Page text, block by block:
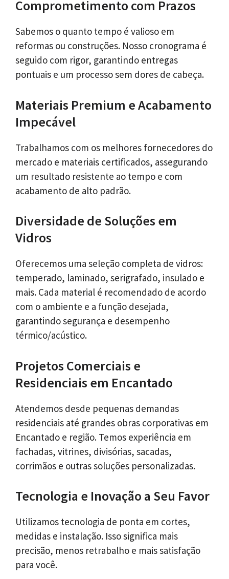
Comprometimento com Prazos
Sabemos o quanto tempo é valioso em
reformas ou construções. Nosso cronograma é
seguido com rigor, garantindo entregas
pontuais e um processo sem dores de cabeça.
Materiais Premium e Acabamento
Impecável
Trabalhamos com os melhores fornecedores do
mercado e materiais certificados, assegurando
um resultado resistente ao tempo e com
acabamento de alto padrão.
Diversidade de Soluções em
Vidros
Oferecemos uma seleção completa de vidros:
temperado, laminado, serigrafado, insulado e
mais. Cada material é recomendado de acordo
com o ambiente e a função desejada,
garantindo segurança e desempenho
térmico/acústico.
Projetos Comerciais e
Residenciais em Encantado
Atendemos desde pequenas demandas
residenciais até grandes obras corporativas em
Encantado e região. Temos experiência em
fachadas, vitrines, divisórias, sacadas,
corrimãos e outras soluções personalizadas.
Tecnologia e Inovação a Seu Favor
Utilizamos tecnologia de ponta em cortes,
medidas e instalação. Isso significa mais
precisão, menos retrabalho e mais satisfação
para você.